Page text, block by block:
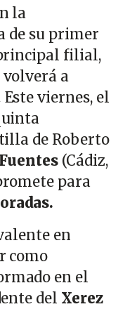
la
de su primer
filial,
volverá a
viernes, el
de Roberto
(Cádiz,
para
en
como
en el
del Xerez